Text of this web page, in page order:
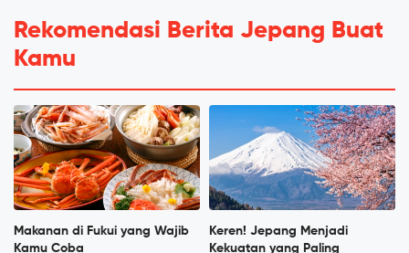
Rekomendasi Berita Jepang Buat
Kamu
Makanan di Fukui yang Wajib
Kamu Coba
Keren! Jepang Menjadi
Kekuatan yang Paling